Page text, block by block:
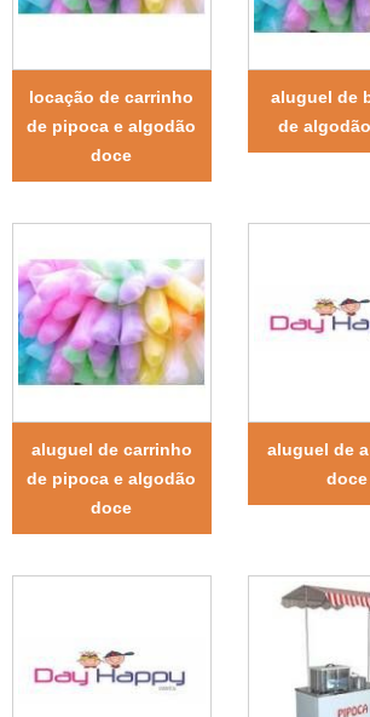
locação de carrinho
de pipoca e algodão
doce
aluguel de
de
aluguel de carrinho
de pipoca e algodão
doce
aluguel de
doce